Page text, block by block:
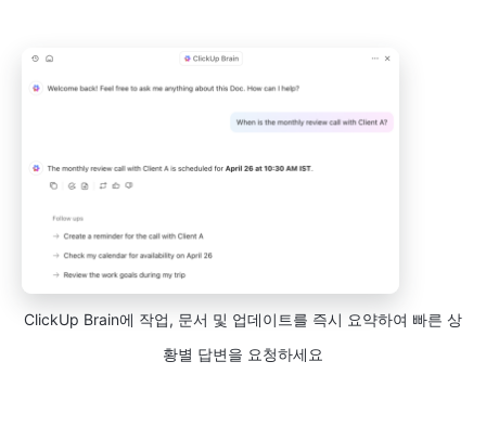
ClickUp Brain에 작업, 문서 및 업데이트를 즉시 요약하여 빠른 상
황별 답변을 요청하세요